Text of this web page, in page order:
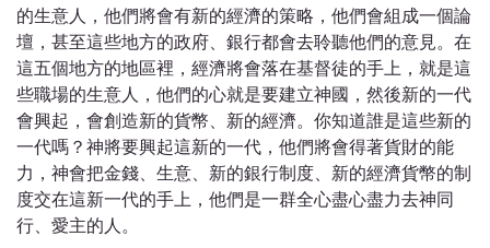
的生意人，他們將會有新的經濟的策略，他們會組成一個論
壇，甚至這些地方的政府、銀行都會去聆聽他們的意見。在
這五個地方的地區裡，經濟將會落在基督徒的手上，就是這
些職場的生意人，他們的心就是要建立神國，然後新的一代
會興起，會創造新的貨幣、新的經濟。你知道誰是這些新的
一代嗎？神將要興起這新的一代，他們將會得著貨財的能
力，神會把金錢、生意、新的銀行制度、新的經濟貨幣的制
度交在這新一代的手上，他們是一群全心盡心盡力去神同
行、愛主的人。